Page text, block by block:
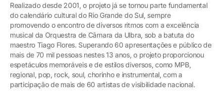
Realizado desde 2001, o projeto já se tornou parte fundamental
do calendário cultural do Rio Grande do Sul, sempre
promovendo o encontro de diversos ritmos com a excelência
musical da Orquestra de Câmara da Ulbra, sob a batuta do
maestro Tiago Flores. Superando 60 apresentações e público de
mais de 70 mil pessoas nestes 13 anos, o projeto proporcionou
espetáculos memoráveis e de estilos diversos, como MPB,
regional, pop, rock, soul, chorinho e instrumental, com a
participação de mais de 60 artistas de visibilidade nacional.